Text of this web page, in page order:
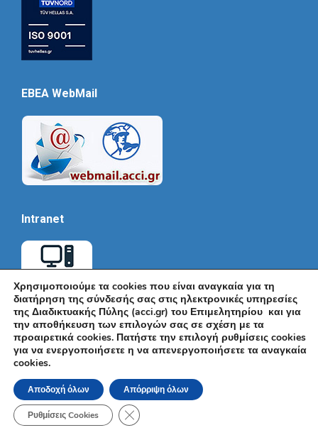
EBEA WebMail
Intranet
© Εμπορικό και Βιομηχανικό Επιμελητήριο Αθηνών 2026 |
Ακαδημίας 7, ΤΚ: 10671, Αθήνα, Τηλ: +30 210 3604815, e-mail:
info@acci.gr
Όροι Χρήσης|Πολιτική Ασφάλειας|Πολιτική Απορρήτου
Προσβασιμότητας
Powered by KNOWLEDGE A.E.
Χρησιμοποιούμε τα cookies που είναι αναγκαία για τη
διατήρηση της σύνδεσής σας στις ηλεκτρονικές υπηρεσίες
της Διαδικτυακής Πύλης (acci.gr) του Επιμελητηρίου και για
την αποθήκευση των επιλογών σας σε σχέση με τα
προαιρετικά cookies. Πατήστε την επιλογή ρυθμίσεις cookies
για να ενεργοποιήσετε η να απενεργοποιήσετε τα αναγκαία
cookies.
Αποδοχή όλων Απόρριψη όλων
Ρυθμίσεις Cookies Κλείσιμο του Cookie banner για το GDPR